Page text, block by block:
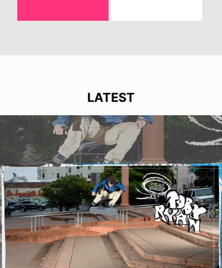
LATEST